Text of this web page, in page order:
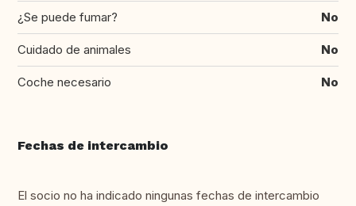
¿Se puede fumar? No
Cuidado de animales No
Coche necesario No
Fechas de intercambio
El socio no ha indicado ningunas fechas de intercambio